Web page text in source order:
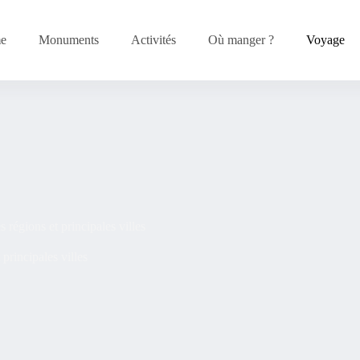
Monuments Activités Où manger ? Voyage